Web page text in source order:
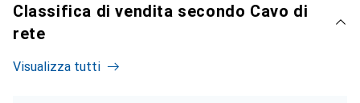
Classifica di vendita secondo Cavo di
rete
Visualizza tutti